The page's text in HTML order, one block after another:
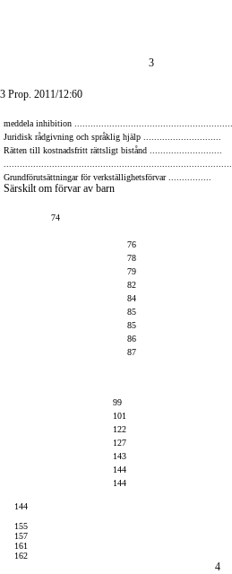
3
Prop. 2011/12:60
meddela inhibition ............................................................
Juridisk rådgivning och språklig hjälp .............................
Rätten till kostnadsfritt rättsligt bistånd ...........................
Grundförutsättningar för verkställighetsförvar ................
Särskilt om förvar av barn
74
76
78
79
82
84
85
85
86
87
99
101
122
127
143
144
144
144
155
157
161
162
4